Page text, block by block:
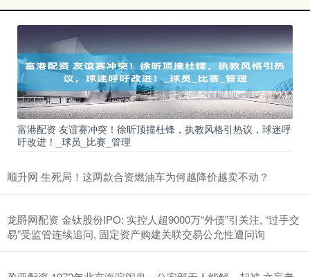
富港配资 友谊赛冲突！徐昕顶撞杜锋，执教风格引热议，球迷呼
吁改进！_球员_比赛_管理
顺升网 生死局！这两款合资燃油车为何越降价越卖不动？
龙爵网配资 金钛股份IPO: 实控人超9000万“外债”引关注, “过手交
易”受监管连续追问, 固定资产购建关联交易公允性遭问询